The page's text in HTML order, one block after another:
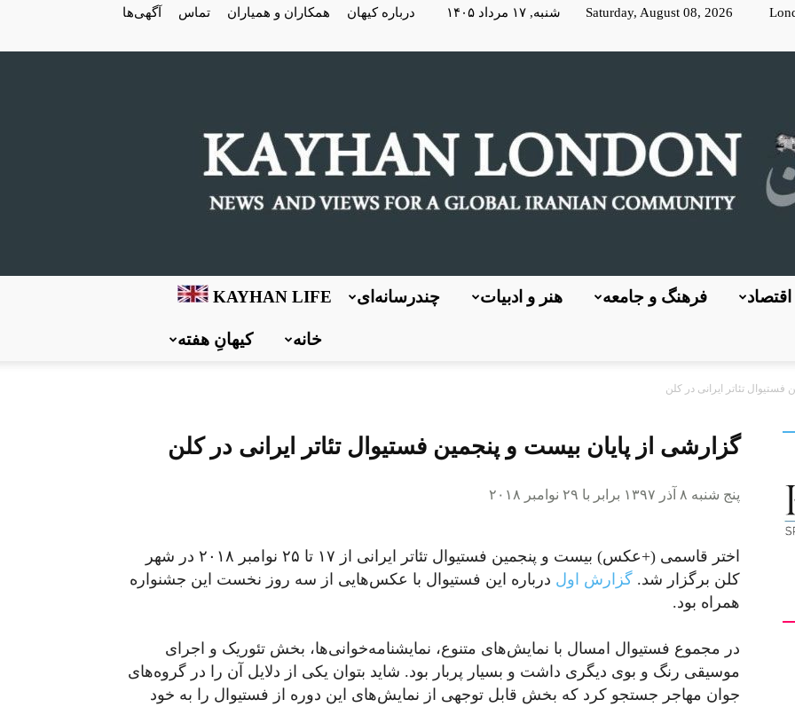
Saturday, August 08, 2026 شنبه, ۱۷ مرداد ۱۴۰۵ درباره کیهان همکاران و همیاران تماس آگهی‌ها
کیهان
لندن
KAYHAN LIFE چندرسانه‌ای هنر و ادبیات فرهنگ و جامعه اقتصاد
کیهانِ هفته خانه
تئاتر ایرانی در کلن
گزارشی از پایان بیست و پنجمین فستیوال تئاتر ایرانی در کلن
پنج شنبه ۸ آذر ۱۳۹۷ برابر با ۲۹ نوامبر ۲۰۱۸
اختر قاسمی (+عکس) بیست و پنجمین فستیوال تئاتر ایرانی از ۱۷ تا ۲۵ نوامبر ۲۰۱۸ در شهر
کلن برگزار شد. گزارش اول درباره این فستیوال با عکس‌هایی از سه روز نخست این جشنواره
همراه بود.
در مجموع فستیوال امسال با نمایش‌های متنوع، نمایشنامه‌خوانی‌ها، بخش تئوریک و اجرای
موسیقی رنگ و بوی دیگری داشت و بسیار پربار بود. شاید بتوان یکی از دلایل آن را در گروه‌های
جوان مهاجر جستجو کرد که بخش قابل توجهی از نمایش‌های این دوره از فستیوال را به خود